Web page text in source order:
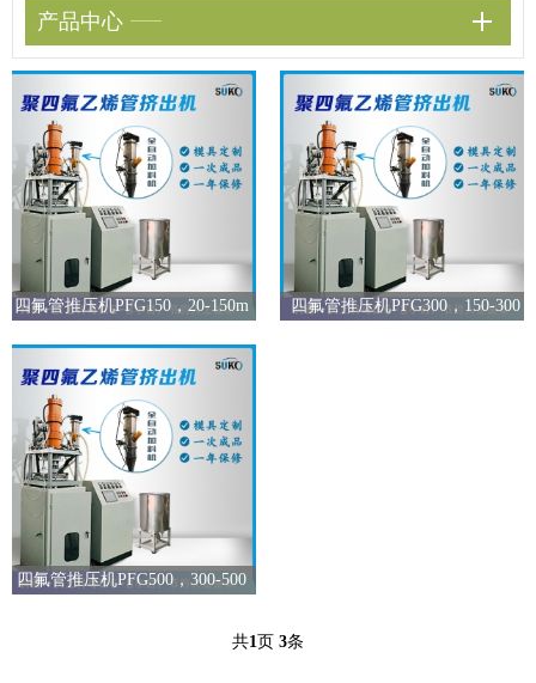
产品中心
四氟管推压机PFG150，20-150m 四氟管推压机PFG300，150-300
四氟管推压机PFG500，300-500
共1 页 3条